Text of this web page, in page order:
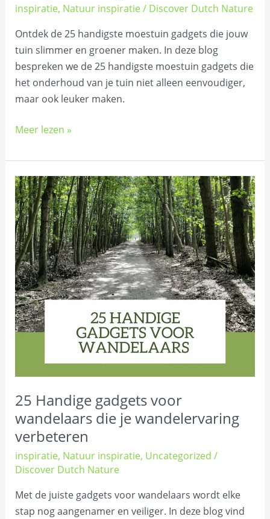
inspiratie, Natuur inspiratie/ Discover Dutch Nature
Ontdek de 25 handigste moestuin gadgets die jouw
tuin slimmer en groener maken. In deze blog
bespreken we de 25 handigste moestuin gadgets die
het onderhoud van je tuin niet alleen eenvoudiger,
maar ook leuker maken.
Meer lezen »
25 Handige gadgets voor
wandelaars die je wandelervaring
verbeteren
inspiratie, Natuur inspiratie, Uncategorized /
Discover Dutch Nature
Met de juiste gadgets voor wandelaars wordt elke
stap nog aangenamer en veiliger. In deze blog vind
25
Handige
gadgets
voor
wandelaars
die
je
wandelervaring
verbeteren